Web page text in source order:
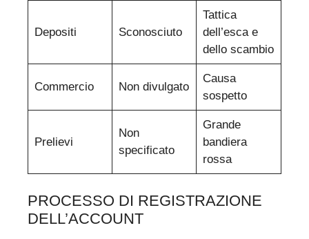
Depositi Sconosciuto
Tattica
dell’esca e
dello scambio
Commercio Non divulgato
Causa
sospetto
Prelievi
Non
specificato
Grande
bandiera
rossa
PROCESSO DI REGISTRAZIONE
DELL’ACCOUNT